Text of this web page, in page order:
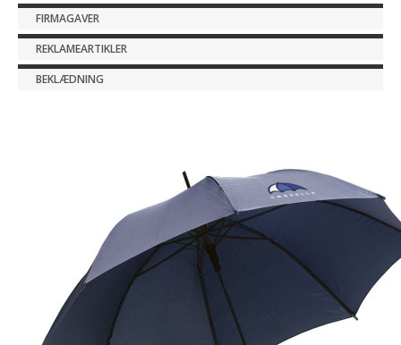
FIRMAGAVER
REKLAMEARTIKLER
BEKLÆDNING